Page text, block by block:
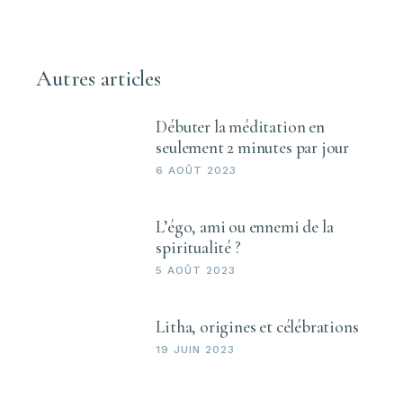
Autres articles
Débuter la méditation en
seulement 2 minutes par jour
6 AOÛT 2023
L’égo, ami ou ennemi de la
spiritualité ?
5 AOÛT 2023
Litha, origines et célébrations
19 JUIN 2023